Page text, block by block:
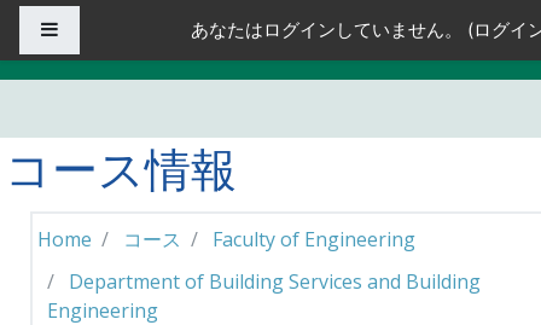
メインコンテンツへスキップする
あなたはログインしていません。 (ログイ
コース情報
Home コース
Faculty of Engineering
Department of Building Services and Building
Engineering